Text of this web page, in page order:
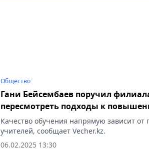
Общество
Гани Бейсембаев поручил
пересмотреть подходы к
педагогов
Качество обучения напрямую зависит от
учителей, сообщает Vecher.kz.
06.02.2025 13:30